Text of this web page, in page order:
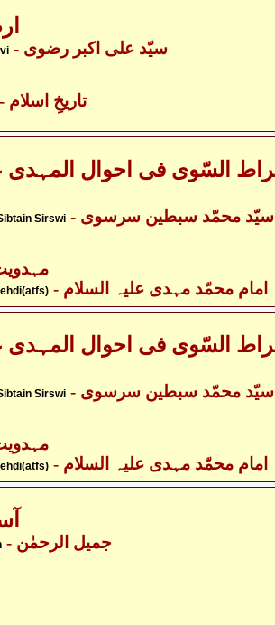
- سیّد علی اکبر رضوی
- تاریخِ اسلام
Sirswi - سیّد محمّد سبطین سرسوی
-
- امام محمّد مہدی علیہ السلام
Sirswi - سیّد محمّد سبطین سرسوی
-
- امام محمّد مہدی علیہ السلام
- جمیل الرحمٰن